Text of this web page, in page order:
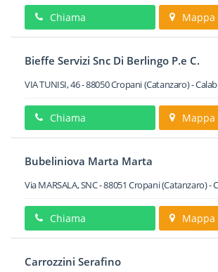
Chiama Mappa
Bieffe Servizi Snc Di Berlingo P.e C.
VIA TUNISI, 46-88050Cropani(Catanzaro) -
Chiama Mappa
Bubeliniova Marta Marta
Via MARSALA, SNC-88051 Cropani(Catanzaro) -
Chiama Mappa
Carrozzini Serafino